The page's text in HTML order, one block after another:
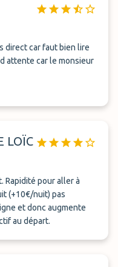
direct car faut bien lire
attente car le monsieur
LOÏC
Rapidité pour aller à
(+10€/nuit) pas
et donc augmente
au départ.